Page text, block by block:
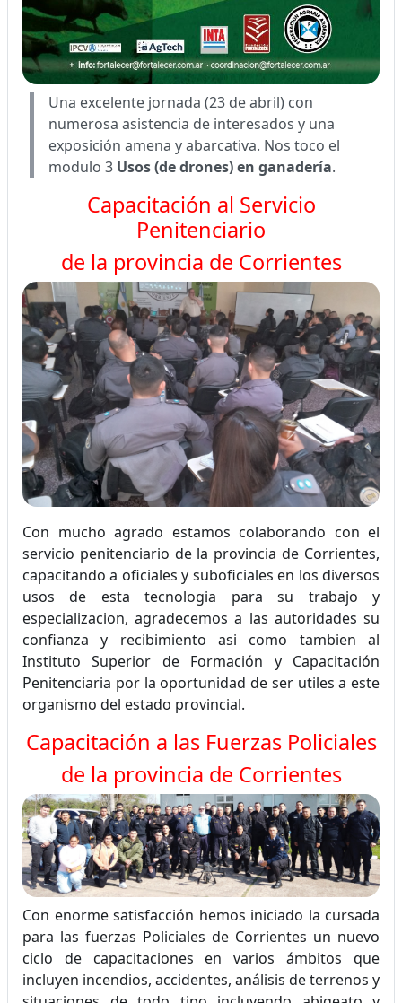
Una excelente jornada (23 de abril) con
numerosa asistencia de interesados y una
exposición amena y abarcativa. Nos toco el
modulo 3 Usos (de drones) en ganadería.
Capacitación al Servicio
Penitenciario
de la provincia de Corrientes
Con mucho agrado estamos colaborando con el
servicio penitenciario de la provincia de Corrientes,
capacitando a oficiales y suboficiales en los diversos
usos de esta tecnologia para su trabajo y
especializacion, agradecemos a las autoridades su
confianza y recibimiento asi como tambien al
Instituto Superior de Formación y Capacitación
Penitenciaria por la oportunidad de ser utiles a este
organismo del estado provincial.
Capacitación a las Fuerzas Policiales
de la provincia de Corrientes
Con enorme satisfacción hemos iniciado la cursada
para las fuerzas Policiales de Corrientes un nuevo
ciclo de capacitaciones en varios ámbitos que
incluyen incendios, accidentes, análisis de terrenos y